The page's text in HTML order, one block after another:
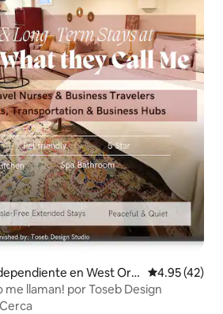
en West Ora
Calificación
4.95 (42)
me llaman! por Toseb Design
Cerca